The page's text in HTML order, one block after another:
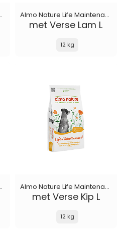
Almo Nature Life Maintenance
met Verse Lam L
12 kg
Almo Nature Life Maintenance
met Verse Kip L
12 kg